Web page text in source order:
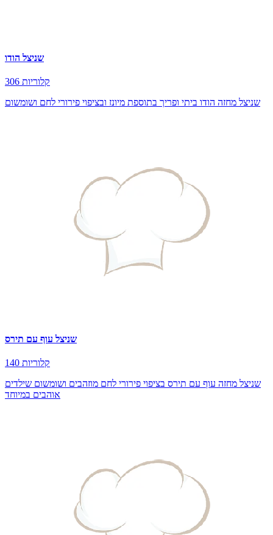
שניצל הודו
306 קלוריות
שניצל מחזה הודו ביתי ופריך בתוספת מיונז ובציפוי פירורי לחם ושומשום
שניצל עוף עם תירס
140 קלוריות
שניצל מחזה עוף עם תירס בציפוי פירורי לחם מוזהבים ושומשום שילדים
אוהבים במיוחד